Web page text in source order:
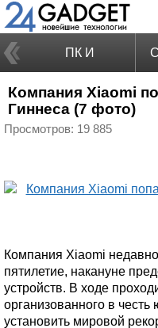
ПК И
НОУТБУКИ
Компания Xiaomi
Гиннеса (7 фото)
Просмотров: 19 885
Компания Xiaomi
пятилетие, накануне
устройств. В ходе
организованного в
установить мировой